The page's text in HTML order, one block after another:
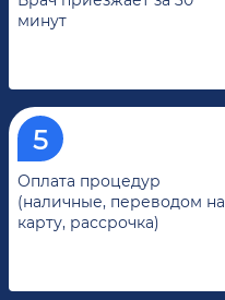
минут
Оплата процедур
(наличные, переводом на
карту, рассрочка)